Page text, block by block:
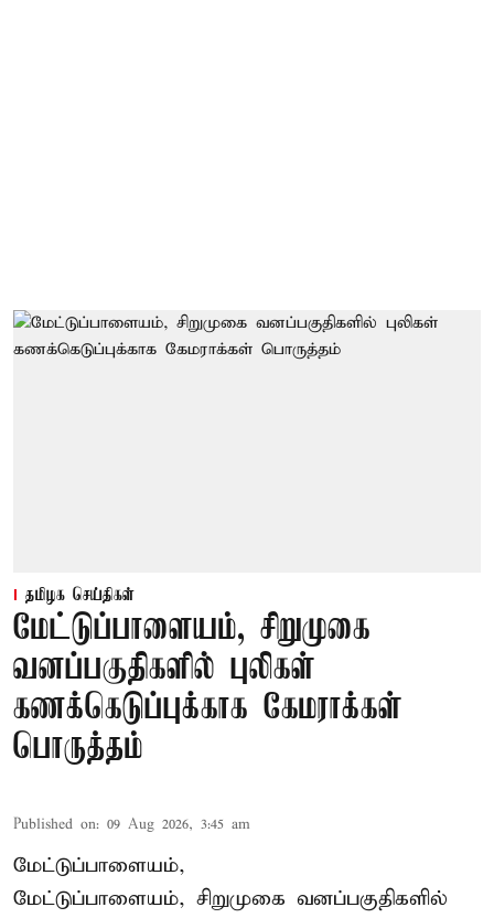
தமிழக செய்திகள்
மேட்டுப்பாளையம், சிறுமுகை
வனப்பகுதிகளில் புலிகள்
கணக்கெடுப்புக்காக கேமராக்கள்
பொருத்தம்
Published on: 09 Aug 2026, 3:45 am
மேட்டுப்பாளையம்,
மேட்டுப்பாளையம், சிறுமுகை வனப்பகுதிகளில்